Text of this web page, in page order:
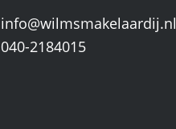
info@wilmsmakelaardij.nl
040-2184015